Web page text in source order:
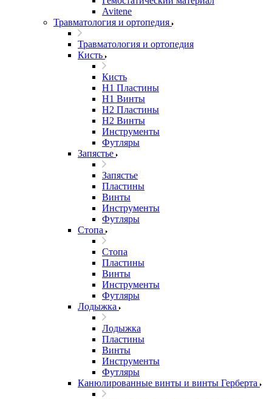
Avitene
Травматология и ортопедия
Травматология и ортопедия
Кисть
Кисть
H1 Пластины
H1 Винты
H2 Пластины
H2 Винты
Инструменты
Футляры
Запястье
Запястье
Пластины
Винты
Инструменты
Футляры
Стопа
Стопа
Пластины
Винты
Инструменты
Футляры
Лодыжка
Лодыжка
Пластины
Винты
Инструменты
Футляры
Канюлированные винты и винты Герберта